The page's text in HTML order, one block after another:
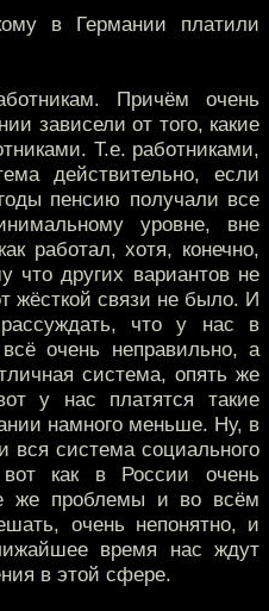
в Германии платили
Причём очень
зависели от того, какие
Т.е. работниками,
действительно, если
пенсию получали все
уровне, вне
работал, хотя, конечно,
что других вариантов не
жёсткой связи не было. И
что у нас в
очень неправильно, а
система, опять же
у нас платятся такие
намного меньше. Ну, в
вся система социального
как в России очень
же проблемы и во всём
очень непонятно, и
время нас ждут
в этой сфере.